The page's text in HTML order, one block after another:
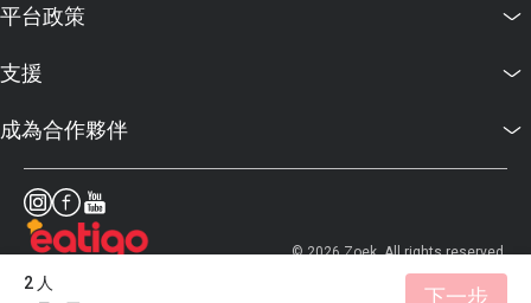
2 人
下一步
平台政策
支援
成為合作夥伴
© 2026 Zoek. All rights reserved.